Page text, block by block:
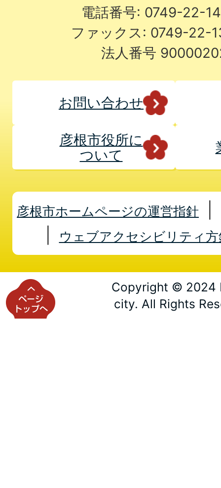
電話番号: 0749-22-
ファックス: 0749-22-
法人番号
お問い合わせ
彦根市役所に
ついて
彦根市ホームページの運営指針
ウェブアクセシビリティ方
Copyright © 2024
city. All Rights